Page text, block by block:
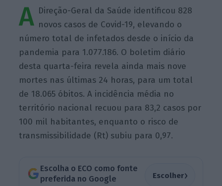
A Direção-Geral da Saúde identificou 828
novos casos de Covid-19, elevando o
número total de infetados desde o início da
pandemia para 1.077.186. O boletim diário
desta quarta-feira revela ainda mais nove
mortes nas últimas 24 horas, para um total
de 18.065 óbitos. A incidência média no
território nacional recuou para 83,2 casos por
100 mil habitantes, enquanto o risco de
transmissibilidade (Rt) subiu para 0,97.
Escolha o ECO como fonte
preferida no Google
Escolher›